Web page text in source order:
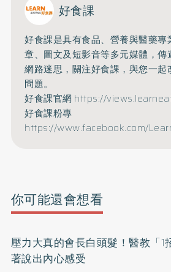
好食課
好食課是具有食品、營養與醫藥專
章、圖文及短影音等多元媒體，
網路迷思，關注好食課，與您一
問題。
好食課官網 https://
好食課粉專
https://www.facebook.com/
你可能還會想看
壓力大真的會長白頭髮！醫教「1
著說出內心感受